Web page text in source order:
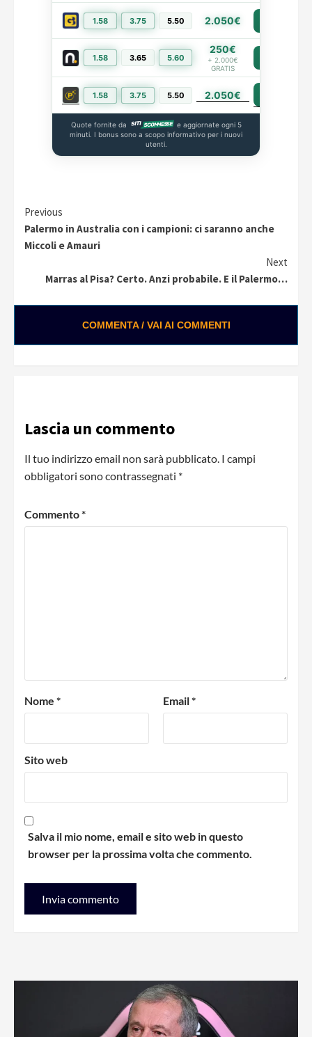
1.58 3.75 5.50 2.050€
1.58 3.65 5.60
250€
+ 2.000€
GRATIS
1.58 3.75 5.50 2.050€
Quote fornite da
e aggiornate ogni 5
minuti. I bonus sono a scopo informativo per i nuovi
utenti.
Continue
Reading
Previous
Palermo in Australia con i campioni: ci saranno anche
Miccoli e Amauri
Next
Marras al Pisa? Certo. Anzi probabile. E il Palermo…
COMMENTA / VAI AI COMMENTI
Lascia un commento
Il tuo indirizzo email non sarà pubblicato. I campi
obbligatori sono contrassegnati *
Commento*
Nome * Email*
Sito web
Salva il mio nome, email e sito web in questo
browser per la prossima volta che commento.